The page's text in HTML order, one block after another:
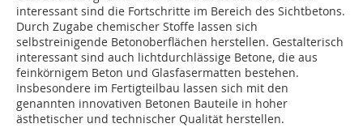
interessant sind die Fortschritte im Bereich des Sichtbetons.
Durch Zugabe chemischer Stoffe lassen sich
selbstreinigende Beton­oberflächen herstellen. Gestalterisch
interessant sind auch lichtdurch­lässige Betone, die aus
feinkörnigem Beton und Glasfasermatten bestehen.
Insbesondere im Fertigteilbau lassen sich mit den
genannten innovativen Betonen Bauteile in hoher
ästhetischer und technischer Qualität herstellen.